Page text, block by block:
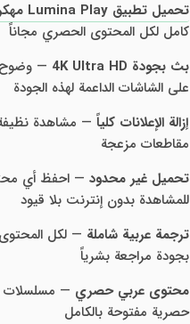
تحميل تطبيق Lumina Play مهكر
كامل لكل المحتوى الحصري مجاناً
بث بجودة 4K Ultra HD
— وضوح
على الشاشات الداعمة لهذه الجودة
إزالة الإعلانات كلياً — مشاهدة
مقاطعات مزعجة
تحميل غير محدود — احفظ أي
للمشاهدة بدون إنترنت بلا قيود
ترجمة عربية شاملة — لكل
بجودة مراجعة بشرياً
محتوى عربي حصري — مسلسلات
حصرية مفتوحة بالكامل